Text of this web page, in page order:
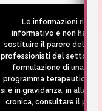
Le informazioni
informativo e non hanno
sostituire il parere del
professionisti del settore
formulazione di una
programma terapeutico
si è in gravidanza, in
cronica, consultare il